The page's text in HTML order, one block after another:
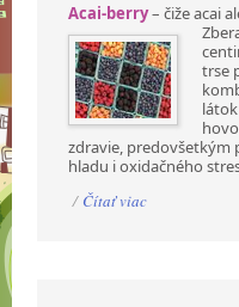
Acai-berry– čiže acai
trse
zdravie, predovšetkým
hladu i oxidačného
/ Čítať viac